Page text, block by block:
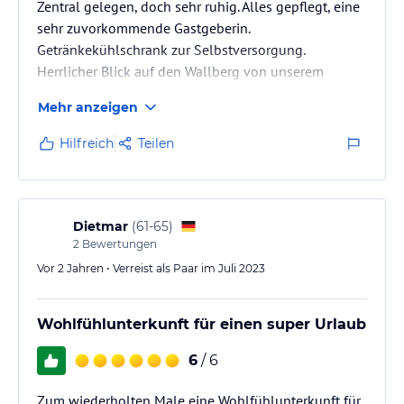
Zentral gelegen, doch sehr ruhig. Alles gepflegt, eine
sehr zuvorkommende Gastgeberin.
Getränkekühlschrank zur Selbstversorgung.
Herrlicher Blick auf den Wallberg von unserem
Mehr anzeigen
Hilfreich Teilen
Dietmar (61-65)
2 Bewertungen
Vor 2 Jahren • Verreist als Paar im Juli 2023
Wohlfühlunterkunft für einen super Urlaub
6 / 6
Zum wiederholten Male eine Wohlfühlunterkunft für